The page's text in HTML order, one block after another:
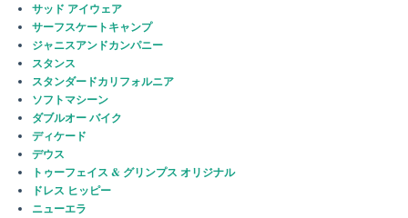
サッド アイウェア
サーフスケートキャンプ
ジャニスアンドカンパニー
スタンス
スタンダードカリフォルニア
ソフトマシーン
ダブルオー バイク
ディケード
デウス
トゥーフェイス & グリンプス オリジナル
ドレス ヒッピー
ニューエラ